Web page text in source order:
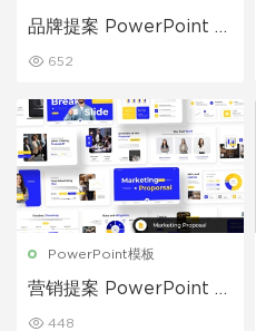
品牌提案 PowerPoint 演
652
PowerPoint模板
营销提案 PowerPoint 演
448